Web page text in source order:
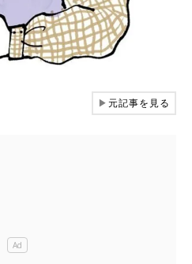
▶元記事を見る